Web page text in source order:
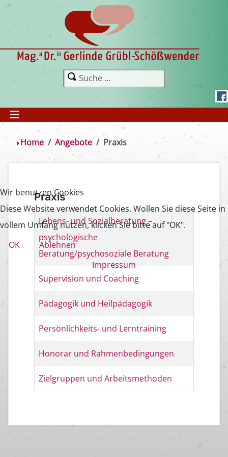
Home Angebote Praxis
Praxis
Beiträge
Titel
Lebens- und Sozialberatung –
psychologische
Beratung/psychosoziale Beratung
Supervision und Coaching
Pädagogik und Heilpädagogik
Persönlichkeits- und Lerntraining
Honorar und Rahmenbedingungen
Zielgruppen und Arbeitsmethoden
Wir benutzen Cookies
Diese Website verwendet Cookies. Wollen Sie diese Seite in
vollem Umfang nutzen, klicken Sie bitte auf "OK".
OK
Ablehnen
Impressum